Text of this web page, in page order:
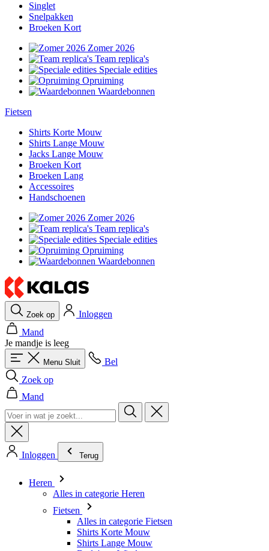
Singlet
Snelpakken
Broeken Kort
Zomer 2026
Team replica's
Speciale edities
Opruiming
Waardebonnen
Fietsen
Shirts Korte Mouw
Shirts Lange Mouw
Jacks Lange Mouw
Broeken Kort
Broeken Lang
Accessoires
Handschoenen
Zomer 2026
Team replica's
Speciale edities
Opruiming
Waardebonnen
Zoek op
Inloggen
Mand
Je mandje is leeg
Menu Sluit
Bel
Zoek op
Mand
Inloggen Terug
Heren
Alles in categorie Heren
Fietsen
Alles in categorie Fietsen
Shirts Korte Mouw
Shirts Lange Mouw